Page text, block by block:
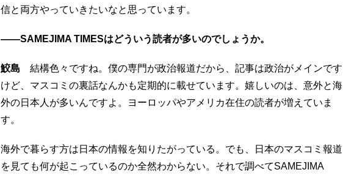
信と両方やっていきたいなと思っています。
――SAMEJIMA TIMESはどういう読者が多いのでしょうか。
鮫島 結構色々ですね。僕の専門が政治報道だから、記事は政治がメインです
けど、マスコミの裏話なんかも定期的に載せています。嬉しいのは、意外と海
外の日本人が多いんですよ。ヨーロッパやアメリカ在住の読者が増えていま
す。
海外で暮らす方は日本の情報を知りたがっている。でも、日本のマスコミ報道
を見ても何が起こっているのか全然わからない。それで調べてSAMEJIMA